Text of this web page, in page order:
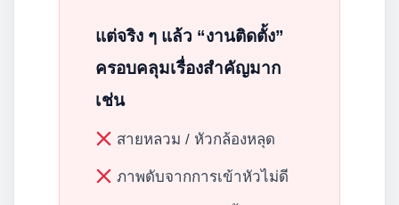
แต่จริง ๆ แล้ว “งานติดตั้ง”
ครอบคลุมเรื่องสำคัญมาก
เช่น
สายหลวม / หัวกล้องหลุด
ภาพดับจากการเข้าหัวไม่ดี